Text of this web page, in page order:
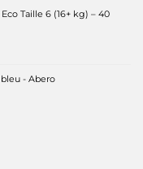
Taille 6 (16+ kg) – 40
- Abero